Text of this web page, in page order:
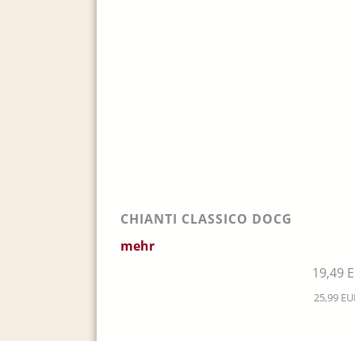
CHIANTI CLASSICO DOCG
mehr
19,49
25,99